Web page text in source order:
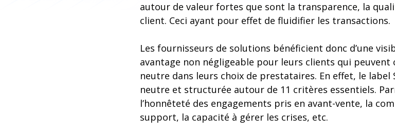
autour de valeur fortes que sont la transparence, la
client. Ceci ayant pour effet de fluidifier les transactions.
Les fournisseurs de solutions bénéficient donc d’une
avantage non négligeable pour leurs clients qui
neutre dans leurs choix de prestataires. En effet, le
neutre et structurée autour de 11 critères essentiels.
l’honnêteté des engagements pris en avant-vente, la
support, la capacité à gérer les crises, etc.